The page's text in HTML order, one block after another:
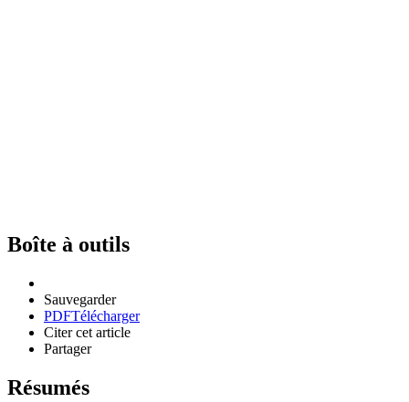
Boîte à outils
Sauvegarder
PDFTélécharger
Citer cet article
Partager
Résumés